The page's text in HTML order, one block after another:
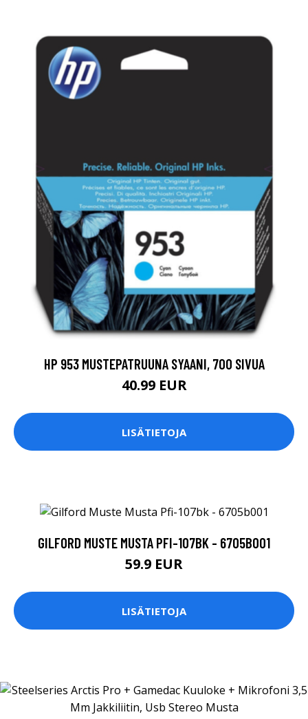
HP 953 MUSTEPATRUUNA SYAANI, 700 SIVUA
40.99 EUR
LISÄTIETOJA
GILFORD MUSTE MUSTA PFI-107BK - 6705B001
59.9 EUR
LISÄTIETOJA